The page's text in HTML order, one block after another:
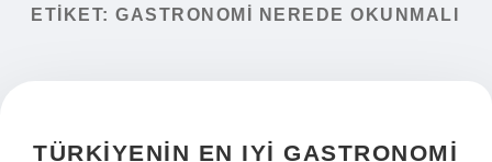
ETIKET: GASTRONOMI NEREDE OKUNMALI
TÜRKIYENIN EN IYI GASTRONOMI